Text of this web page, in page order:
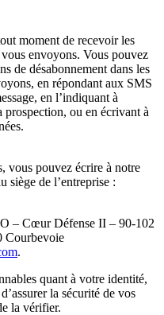
moment de recevoir les
envoyons. Vous pouvez
de désabonnement dans les
en répondant aux SMS
en l’indiquant à
prospection, ou en écrivant à
vous pouvez écrire à notre
siège de l’entreprise :
– Cœur Défense II – 90-102
Courbevoie
.
quant à votre identité,
la sécurité de vos
la vérifier.